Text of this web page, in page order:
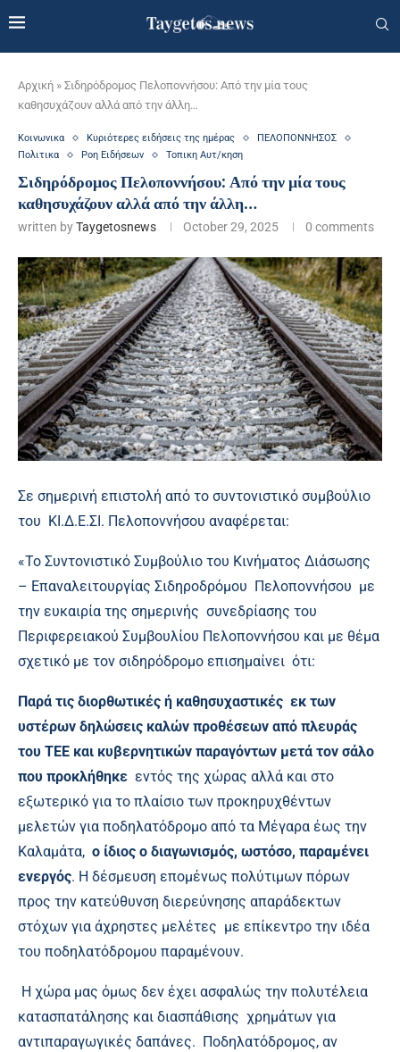
Αρχική » Σιδηρόδρομος Πελοποννήσου: Από την μία τους
καθησυχάζουν αλλά από την άλλη…
Κοινωνικα Κυριότερες ειδήσεις της ημέρας
ΠΕΛΟΠΟΝΝΗΣΟΣ
Πολιτικα
Ροη Ειδήσεων Τοπικη Αυτ/κηση
Σιδηρόδρομος Πελοποννήσου: Από την μία τους
καθησυχάζουν αλλά από την άλλη…
written byTaygetosnews October 29, 2025 0 comments
Σε σημερινή επιστολή από το συντονιστικό συμβούλιο
του ΚΙ.Δ.Ε.ΣΙ. Πελοποννήσου αναφέρεται:
«Το Συντονιστικό Συμβούλιο του Κινήματος Διάσωσης
– Επαναλειτουργίας Σιδηροδρόμου Πελοποννήσου με
την ευκαιρία της σημερινής συνεδρίασης του
Περιφερειακού Συμβουλίου Πελοποννήσου και με θέμα
σχετικό με τον σιδηρόδρομο επισημαίνει ότι:
Παρά τις διορθωτικές ή καθησυχαστικές εκ των
υστέρων δηλώσεις καλών προθέσεων από πλευράς
του ΤΕΕ και κυβερνητικών παραγόντων μετά τον σάλο
που προκλήθηκε εντός της χώρας αλλά και στο
εξωτερικό για το πλαίσιο των προκηρυχθέντων
μελετών για ποδηλατόδρομο από τα Μέγαρα έως την
Καλαμάτα, ο ίδιος ο διαγωνισμός, ωστόσο, παραμένει
ενεργός. Η δέσμευση επομένως πολύτιμων πόρων
προς την κατεύθυνση διερεύνησης απαράδεκτων
στόχων για άχρηστες μελέτες με επίκεντρο την ιδέα
του ποδηλατόδρομου παραμένουν.
Η χώρα μας όμως δεν έχει ασφαλώς την πολυτέλεια
κατασπατάλησης και διασπάθισης χρημάτων για
αντιπαραγωγικές δαπάνες. Ποδηλατόδρομος, αν